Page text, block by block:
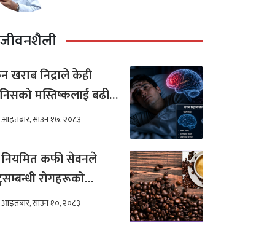
जीवनशैली
खराब निद्राले केही
मस्तिष्कलाई बढी
गर्छ ?
आइतबार, साउन १७, २०८३
कफी सेवनले
रोगहरूको
कम हुन्छ ?
आइतबार, साउन १०, २०८३